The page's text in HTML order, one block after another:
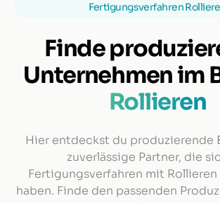
Fertigungsverfahren
Finde
Unternehmen im
Rollieren
Hier entdeckst du produzierende
zuverlässige Partner, die
Fertigungsverfahren mit
haben. Finde den passenden